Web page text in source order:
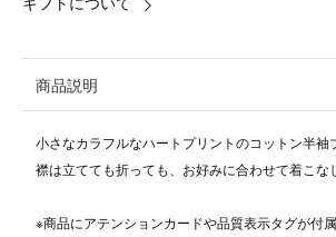
商品説明
小さなカラフルなハートプリントのコットン半袖
襟は立てても折っても、お好みに合わせて着こな
※商品にアテンションカードや品質表示タグが付